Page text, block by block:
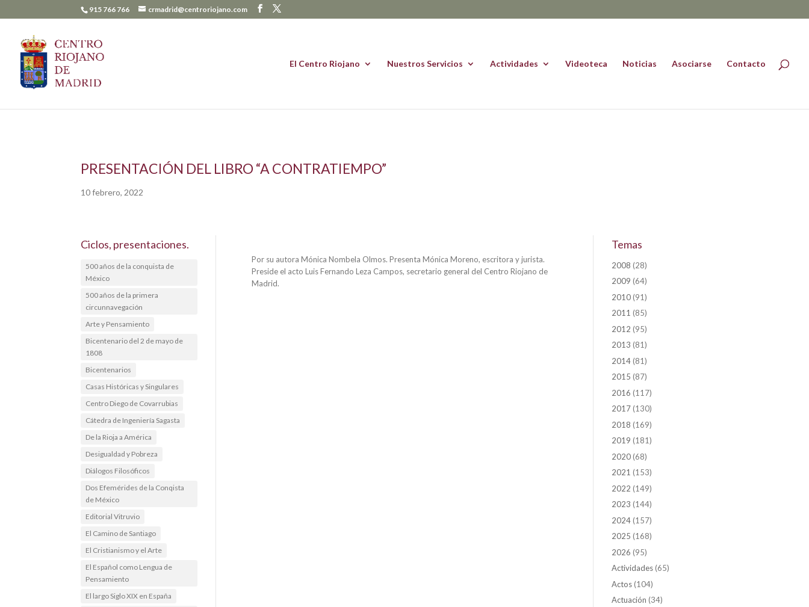
915 766 766 crmadrid@centroriojano.com
El Centro Riojano Nuestros Servicios Actividades Videoteca Noticias Asociarse Contacto
PRESENTACIÓN DEL LIBRO “A CONTRATIEMPO”
10 febrero, 2022
Ciclos, presentaciones.
500 años de la conquista de
México
500 años de la primera
circunnavegación
Arte y Pensamiento
Bicentenario del 2 de mayo de
1808
Bicentenarios
Casas Históricas y Singulares
Centro Diego de Covarrubias
Cátedra de Ingeniería Sagasta
De la Rioja a América
Desigualdad y Pobreza
Diálogos Filosóficos
Dos Efemérides de la Conqista
de México
Editorial Vitruvio
El Camino de Santiago
El Cristianismo y el Arte
El Español como Lengua de
Pensamiento
El largo Siglo XIX en España
Por su autora Mónica Nombela Olmos. Presenta Mónica Moreno, escritora y jurista.
Preside el acto Luis Fernando Leza Campos, secretario general del Centro Riojano de
Madrid.
Temas
2008 (28)
2009 (64)
2010 (91)
2011 (85)
2012 (95)
2013 (81)
2014 (81)
2015 (87)
2016 (117)
2017 (130)
2018 (169)
2019 (181)
2020 (68)
2021 (153)
2022 (149)
2023 (144)
2024 (157)
2025 (168)
2026 (95)
Actividades (65)
Actos (104)
Actuación (34)